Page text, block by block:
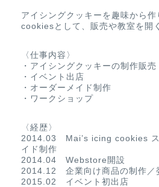
アイシングクッキーを趣味から
cookiesとして、販売や教室を開
〈仕事内容〉
・アイシングクッキーの制作販売
・イベント出店
・オーダーメイド制作
・ワークショップ
〈経歴〉
2014.03 Mai’s icing cookies ス
イド制作
2014.04 Webstore開設
2014.12 企業向け商品の制作／
2015.02 イベント初出店